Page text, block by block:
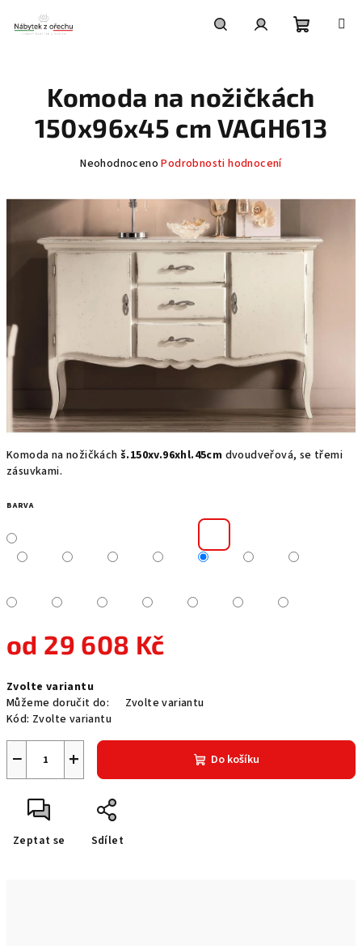
obsah
košík
Komoda na nožičkách š.150xv.96xhl.45cm dvoudveřová, se třemi
zásuvkami.
BARVA
od 29 608 Kč
cena:
Zvolte variantu
Můžeme doručit do:
Zvolte variantu
Kód: Zvolte variantu
+
− Do košíku
Zeptat se Sdílet
Komoda na nožičkách
150x96x45 cm VAGH613
Průměrné
produktu
0,0
z
hvězdiček.
Neohodnoceno Podrobnosti hodnocení